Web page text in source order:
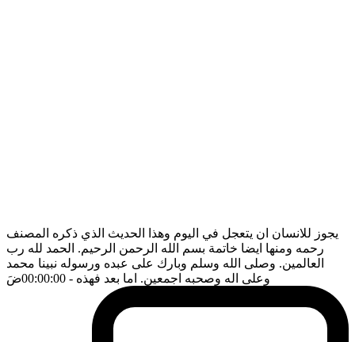
يجوز للانسان ان يتعجل في اليوم وهذا الحديث الذي ذكره المصنف
رحمه ومنها ايضا خاتمة بسم الله الرحمن الرحيم. الحمد لله رب
العالمين. وصلى الله وسلم وبارك على عبده ورسوله نبينا محمد
وعلى اله وصحبه اجمعين. اما بعد فهذه - 00:00:00 ضَ